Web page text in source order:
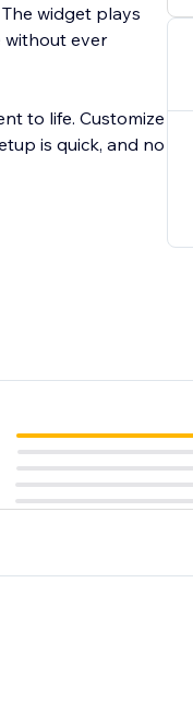
widget plays
without ever
to life. Customize
is quick, and no